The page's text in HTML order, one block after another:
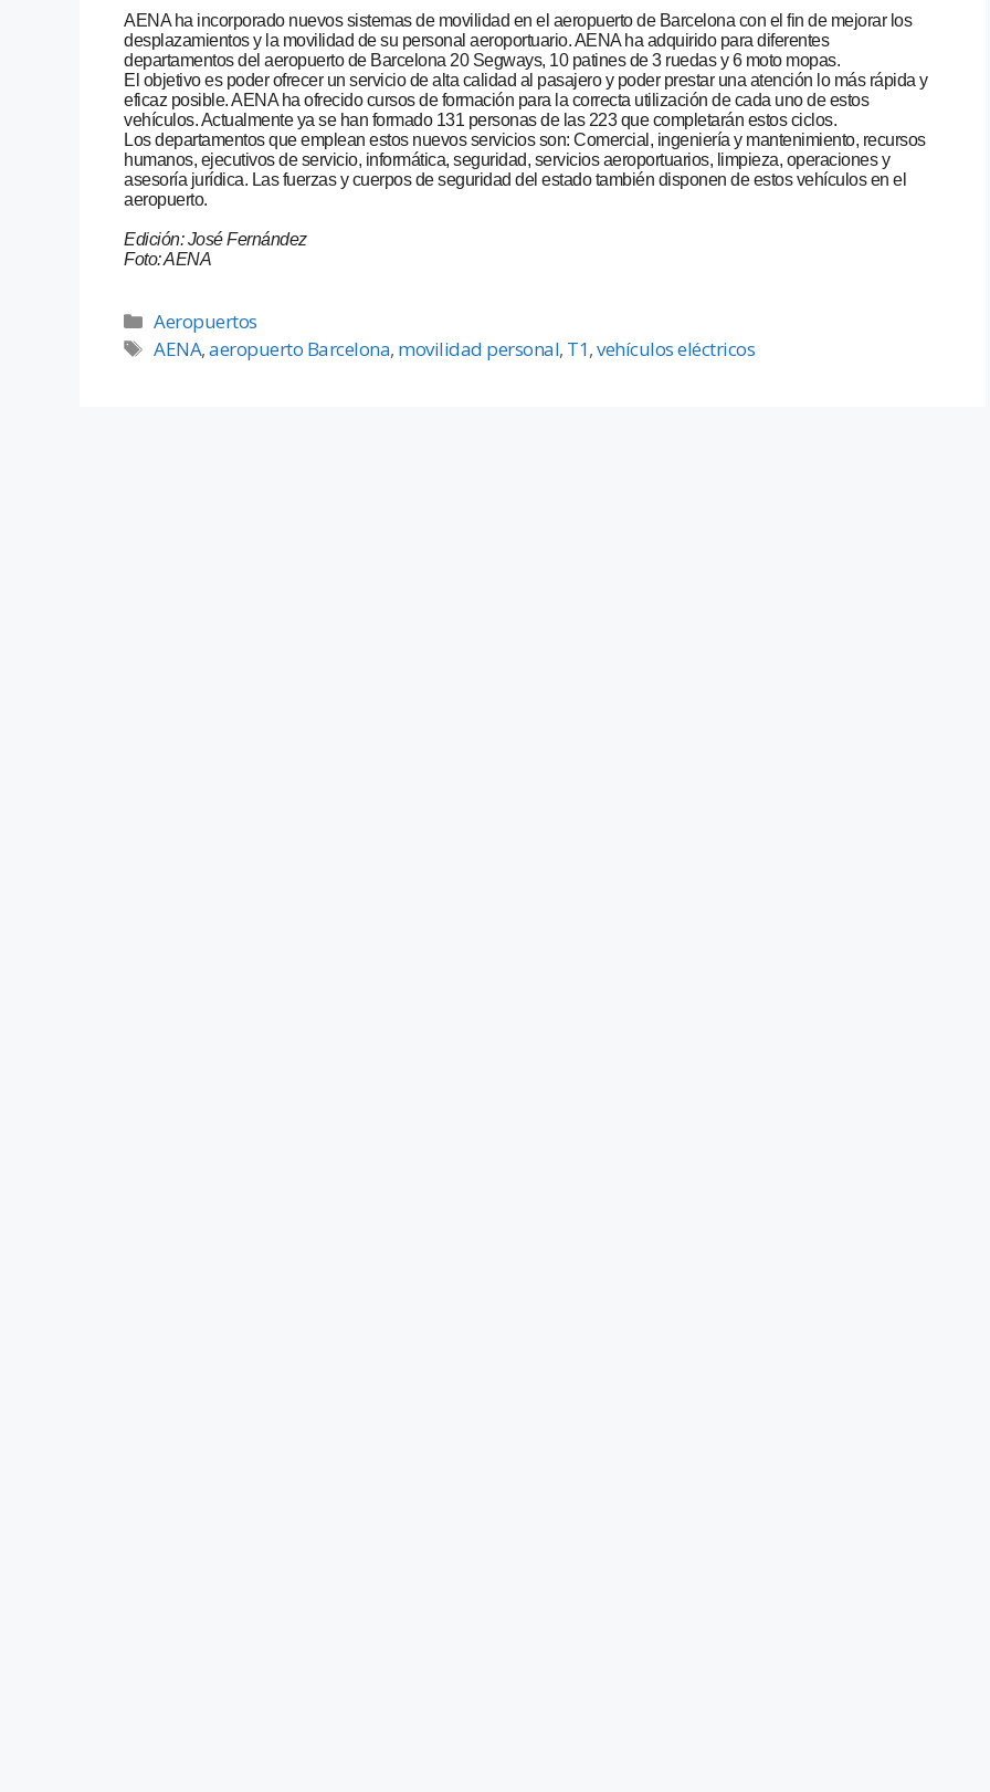
AENA ha incorporado nuevos sistemas de movilidad en el aeropuerto de Barcelona con el fin de mejorar los
desplazamientos y la movilidad de su personal aeroportuario. AENA ha adquirido para diferentes
departamentos del aeropuerto de Barcelona 20 Segways, 10 patines de 3 ruedas y 6 moto mopas.
El objetivo es poder ofrecer un servicio de alta calidad al pasajero y poder prestar una atención lo más rápida y
eficaz posible. AENA ha ofrecido cursos de formación para la correcta utilización de cada uno de estos
vehículos. Actualmente ya se han formado 131 personas de las 223 que completarán estos ciclos.
Los departamentos que emplean estos nuevos servicios son: Comercial, ingeniería y mantenimiento, recursos
humanos, ejecutivos de servicio, informática, seguridad, servicios aeroportuarios, limpieza, operaciones y
asesoría jurídica. Las fuerzas y cuerpos de seguridad del estado también disponen de estos vehículos en el
aeropuerto.
Edición: José Fernández
Foto: AENA
Aeropuertos
AENA,aeropuerto Barcelona, movilidad personal, T1,vehículos eléctricos